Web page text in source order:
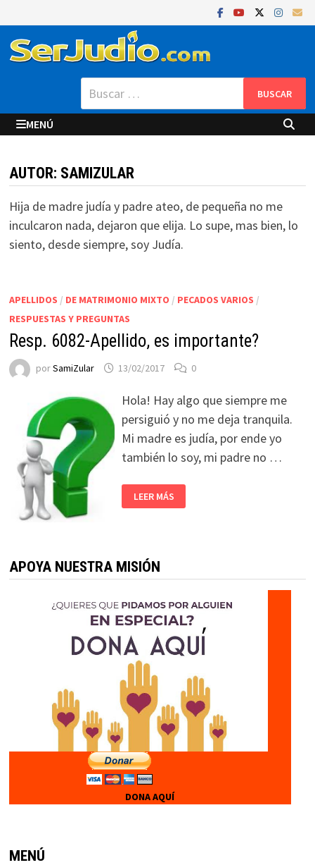
al
contenido
Buscar:
MENÚ
AUTOR: SAMIZULAR
Hija de madre judía y padre ateo, de pequeña no me
inculcaron nada, dejaron que elija. Lo supe, mas bien, lo
siento, desde siempre, soy Judía.
APELLIDOS / DE MATRIMONIO MIXTO / PECADOS VARIOS /
RESPUESTAS Y PREGUNTAS
Resp. 6082-Apellido, es importante?
porSamiZular 13/02/2017 0
Hola! Hay algo que siempre me
persiguió y no me deja tranquila.
Mi madre es judía, por ende yo
también lo soy, mi padre no …
LEER MÁS
APOYA NUESTRA MISIÓN
DONA AQUÍ
MENÚ